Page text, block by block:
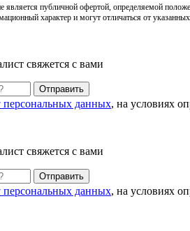
публичной офертой, определяемой
характер и могут отличаться от
свяжется с вами
персональных данных, на условиях
свяжется с вами
персональных данных, на условиях